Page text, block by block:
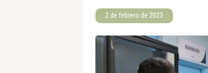
2 de febrero de 2023